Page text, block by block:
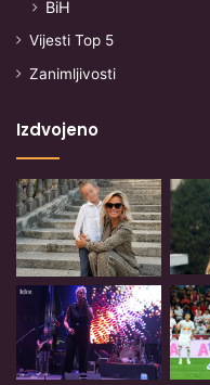
BiH
Vijesti Top 5
Zanimljivosti
Izdvojeno